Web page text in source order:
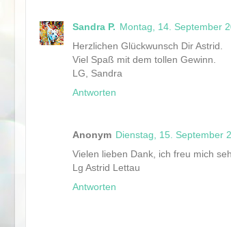
Sandra P. Montag, 14. September
Herzlichen Glückwunsch Dir Astrid.
Viel Spaß mit dem tollen Gewinn.
LG, Sandra
Antworten
Anonym Dienstag, 15. September
Vielen lieben Dank, ich freu mich
Lg Astrid Lettau
Antworten